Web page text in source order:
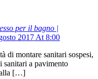
per il bagno |
2017 At 8:00
di montare sanitari sospesi,
sanitari a pavimento
[…]